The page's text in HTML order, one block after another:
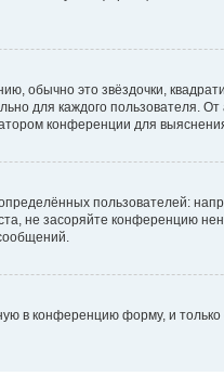
обычно это звёздочки,
для каждого пользователя.
конференции для
пользователей:
не засоряйте конференцию
в конференцию форму, и